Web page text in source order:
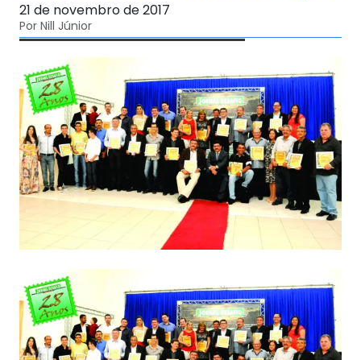
21 de novembro de 2017
Por Nill Júnior